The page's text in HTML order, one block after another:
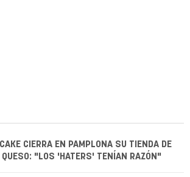
CIERRA EN PAMPLONA SU TIENDA DE
QUESO: "LOS 'HATERS' TENÍAN RAZÓN"